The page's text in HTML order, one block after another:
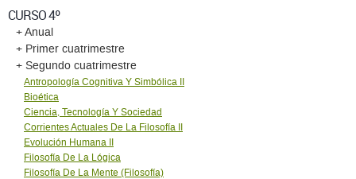
CURSO 4º
+ Anual
+ Primer cuatrimestre
+ Segundo cuatrimestre
Antropología Cognitiva Y Simbólica II
Bioética
Ciencia, Tecnología Y Sociedad
Corrientes Actuales De La Filosofía II
Evolución Humana II
Filosofía De La Lógica
Filosofía De La Mente (Filosofía)